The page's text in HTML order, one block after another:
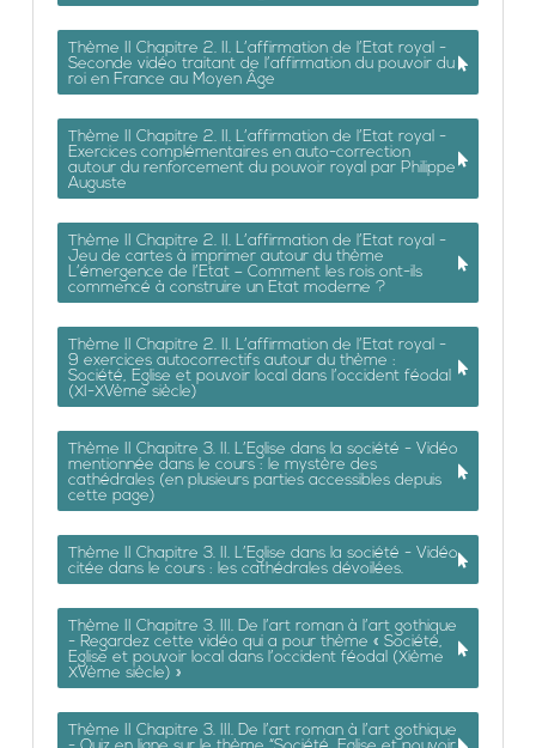
Thème II Chapitre 2. II. L’affirmation de l’Etat royal -
Seconde vidéo traitant de l’affirmation du pouvoir du
roi en France au Moyen Âge
Thème II Chapitre 2. II. L’affirmation de l’Etat royal -
Exercices complémentaires en auto-correction
autour du renforcement du pouvoir royal par Philippe
Auguste
Thème II Chapitre 2. II. L’affirmation de l’Etat royal -
Jeu de cartes à imprimer autour du thème
L’émergence de l’Etat – Comment les rois ont-ils
commencé à construire un Etat moderne ?
Thème II Chapitre 2. II. L’affirmation de l’Etat royal -
9 exercices autocorrectifs autour du thème :
Société, Eglise et pouvoir local dans l’occident féodal
(XI-XVème siècle)
Thème II Chapitre 3. II. L’Eglise dans la société - Vidéo
mentionnée dans le cours : le mystère des
cathédrales (en plusieurs parties accessibles depuis
cette page)
Thème II Chapitre 3. II. L’Eglise dans la société - Vidéo
citée dans le cours : les cathédrales dévoilées.
Thème II Chapitre 3. III. De l’art roman à l’art gothique
- Regardez cette vidéo qui a pour thème « Société,
Eglise et pouvoir local dans l’occident féodal (Xième
XVème siècle) »
Thème II Chapitre 3. III. De l’art roman à l’art gothique